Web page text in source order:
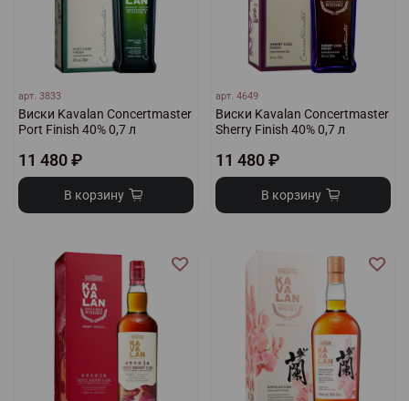
арт.3833
Виски Kavalan Concertmaster
Port Finish 40% 0,7 л
11 480 ₽
В корзину
арт.4649
Виски Kavalan Concertmaster
Sherry Finish 40% 0,7 л
11 480 ₽
В корзину